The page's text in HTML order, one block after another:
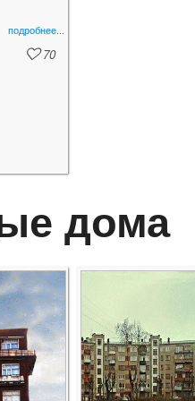
—
и
подробнее...
70
дома